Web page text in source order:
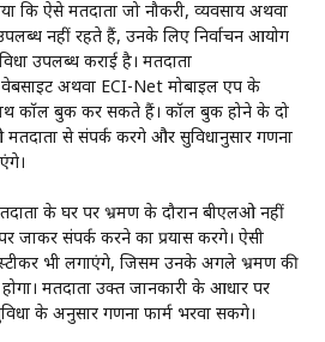
कि ऐसे मतदाता जो नौकरी, व्यवसाय अथवा
नहीं रहते हैं, उनके लिए निर्वाचन आयोग
उपलब्ध कराई है। मतदाता
अथवा ECI-Net मोबाइल एप के
कॉल बुक कर सकते हैं। कॉल बुक होने के दो
से संपर्क करेंगे और सुविधानुसार गणना
के घर पर भ्रमण के दौरान बीएलओ नहीं
जाकर संपर्क करने का प्रयास करेंगे। ऐसी
भी लगाएंगे, जिसमें उनके अगले भ्रमण की
मतदाता उक्त जानकारी के आधार पर
के अनुसार गणना फार्म भरवा सकेंगे।